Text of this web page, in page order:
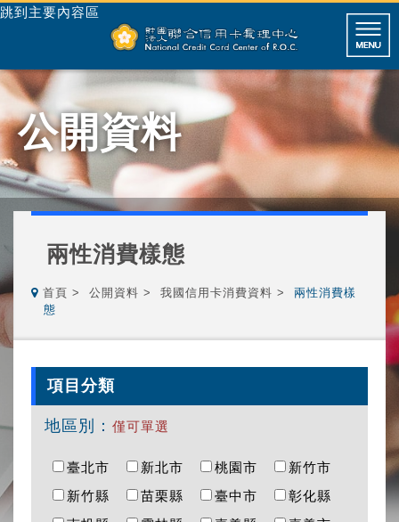
跳到主要內容區
公開資料
兩性消費樣態
首頁 公開資料 我國信用卡消費資料
兩性消費樣
態
項目分類
地區別： 僅可單選
臺北市 新北市 桃園市
新竹市
新竹縣
苗栗縣 臺中市
彰化縣